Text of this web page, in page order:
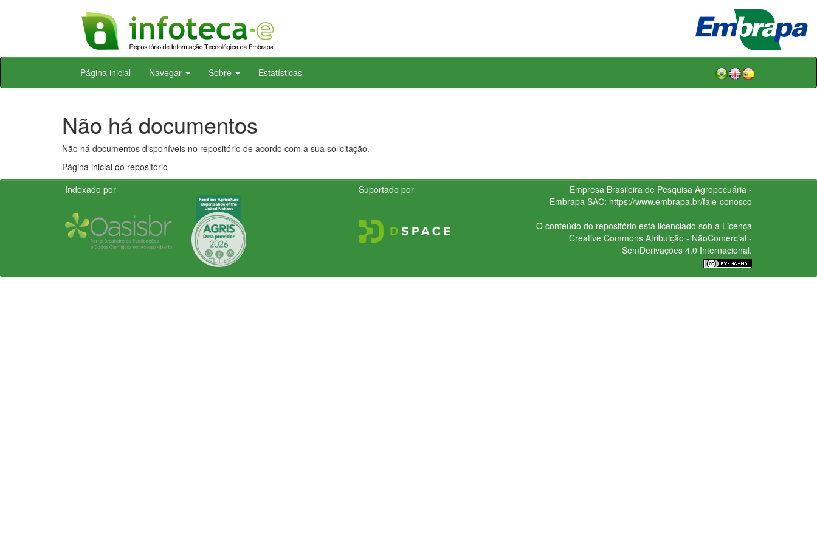
Skip
Página inicial Navegar Sobre Estatísticas
Não há documentos
Não há documentos disponíveis no repositório de acordo com a sua solicitação.
Página inicial do repositório
Indexado por
Suportado por
Empresa Brasileira de Pesquisa Agropecuária -
Embrapa SAC: https://www.embrapa.br/fale-conosco
O conteúdo do repositório está licenciado sob a Licença
Creative CommonsAtribuição - NãoComercial -
SemDerivações 4.0 Internacional.